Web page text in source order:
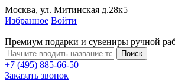
Москва, ул. Митинская д.28к5
Избранное Войти
Премиум подарки и сувениры ручной
Поиск
+7 (495) 885-66-50
Заказать звонок